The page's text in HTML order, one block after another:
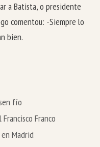
a Batista, o presidente
comentou: -Siempre lo
bien.
fío
Francisco Franco
Madrid